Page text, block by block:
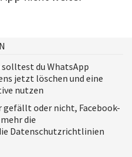
solltest du WhatsApp
jetzt löschen und eine
nutzen
gefällt oder nicht, Facebook-
die
Datenschutzrichtlinien